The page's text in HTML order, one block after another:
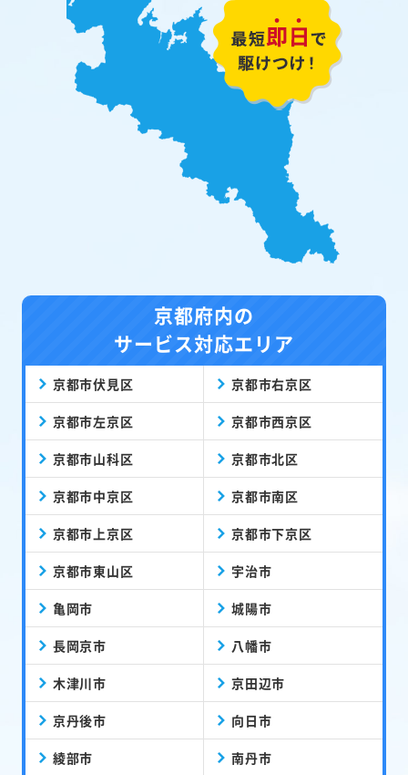
京都府内の
サービス対応エリア
京都市伏見区 京都市右京区
京都市左京区 京都市西京区
京都市山科区 京都市北区
京都市中京区 京都市南区
京都市上京区 京都市下京区
京都市東山区 宇治市
亀岡市 城陽市
長岡京市 八幡市
木津川市 京田辺市
京丹後市 向日市
綾部市 南丹市